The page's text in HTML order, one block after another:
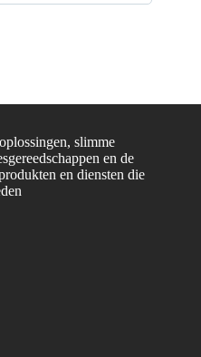
slimme
en de
en diensten die